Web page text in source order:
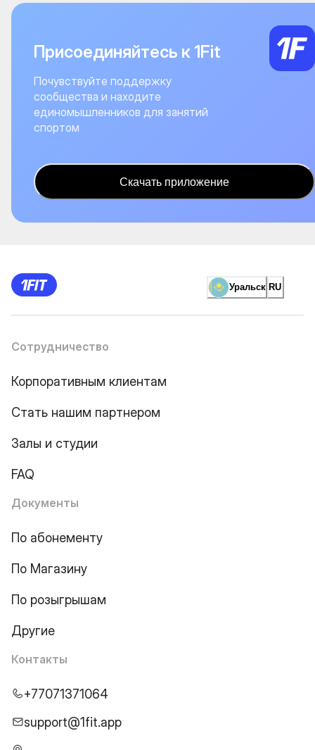
Присоединяйтесь к 1Fit
Почувствуйте поддержку
сообщества и находите
единомышленников для занятий
спортом
Скачать приложение
Уральск RU
Сотрудничество
Корпоративным клиентам
Стать нашим партнером
Залы и студии
FAQ
Документы
По абонементу
По Магазину
По розыгрышам
Другие
Контакты
+77071371064
support@1fit.app